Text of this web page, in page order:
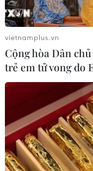
vietnamplus.vn
Cộng hòa Dân
trẻ em tử vong do